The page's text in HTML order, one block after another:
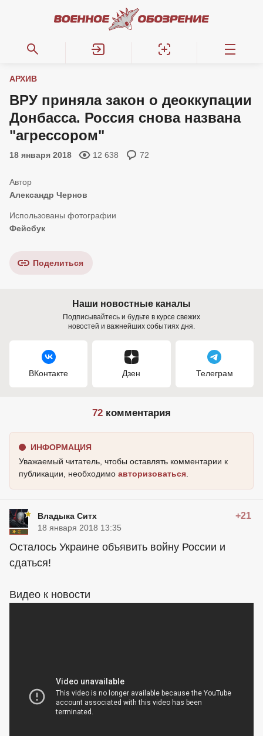
АРХИВ
ВРУ приняла закон о деоккупации
Донбасса. Россия снова названа
"агрессором"
18 января 2018 12 638 72
Александр Чернов
Фейсбук
Поделиться
Наши новостные каналы
Подписывайтесь и будьте в курсе свежих
новостей и важнейших событиях дня.
ВКонтакте Дзен Телеграм
72 комментария
ИНФОРМАЦИЯ
Уважаемый читатель, чтобы оставлять комментарии к
публикации, необходимо авторизоваться
Владыка Ситх +21
18 января 2018 13:35
Осталось Украине объявить войну России и
сдаться!
Видео к новости